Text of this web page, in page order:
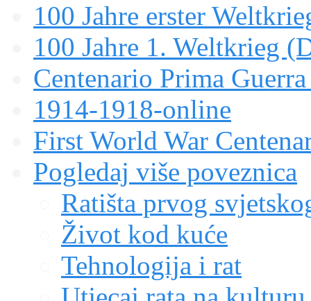
100 Jahre erster
100 Jahre 1. Weltkrieg
Centenario Prima
1914-1918-online
First World War
Pogledaj više poveznica
Ratišta prvog
Život kod kuće
Tehnologija i rat